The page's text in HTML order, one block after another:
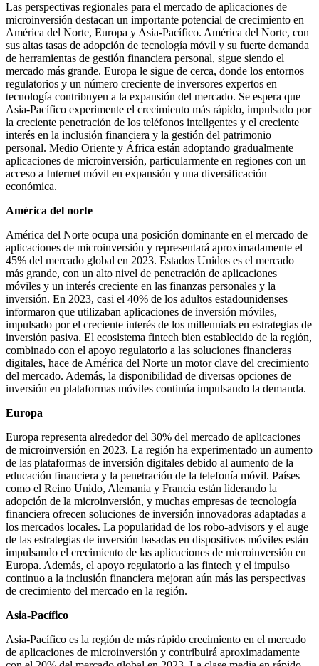
Las perspectivas regionales para el mercado de aplicaciones de
microinversión destacan un importante potencial de crecimiento en
América del Norte, Europa y Asia-Pacífico. América del Norte, con
sus altas tasas de adopción de tecnología móvil y su fuerte demanda
de herramientas de gestión financiera personal, sigue siendo el
mercado más grande. Europa le sigue de cerca, donde los entornos
regulatorios y un número creciente de inversores expertos en
tecnología contribuyen a la expansión del mercado. Se espera que
Asia-Pacífico experimente el crecimiento más rápido, impulsado por
la creciente penetración de los teléfonos inteligentes y el creciente
interés en la inclusión financiera y la gestión del patrimonio
personal. Medio Oriente y África están adoptando gradualmente
aplicaciones de microinversión, particularmente en regiones con un
acceso a Internet móvil en expansión y una diversificación
económica.
América del norte
América del Norte ocupa una posición dominante en el mercado de
aplicaciones de microinversión y representará aproximadamente el
45% del mercado global en 2023. Estados Unidos es el mercado
más grande, con un alto nivel de penetración de aplicaciones
móviles y un interés creciente en las finanzas personales y la
inversión. En 2023, casi el 40% de los adultos estadounidenses
informaron que utilizaban aplicaciones de inversión móviles,
impulsado por el creciente interés de los millennials en estrategias de
inversión pasiva. El ecosistema fintech bien establecido de la región,
combinado con el apoyo regulatorio a las soluciones financieras
digitales, hace de América del Norte un motor clave del crecimiento
del mercado. Además, la disponibilidad de diversas opciones de
inversión en plataformas móviles continúa impulsando la demanda.
Europa
Europa representa alrededor del 30% del mercado de aplicaciones
de microinversión en 2023. La región ha experimentado un aumento
de las plataformas de inversión digitales debido al aumento de la
educación financiera y la penetración de la telefonía móvil. Países
como el Reino Unido, Alemania y Francia están liderando la
adopción de la microinversión, y muchas empresas de tecnología
financiera ofrecen soluciones de inversión innovadoras adaptadas a
los mercados locales. La popularidad de los robo-advisors y el auge
de las estrategias de inversión basadas en dispositivos móviles están
impulsando el crecimiento de las aplicaciones de microinversión en
Europa. Además, el apoyo regulatorio a las fintech y el impulso
continuo a la inclusión financiera mejoran aún más las perspectivas
de crecimiento del mercado en la región.
Asia-Pacífico
Asia-Pacífico es la región de más rápido crecimiento en el mercado
de aplicaciones de microinversión y contribuirá aproximadamente